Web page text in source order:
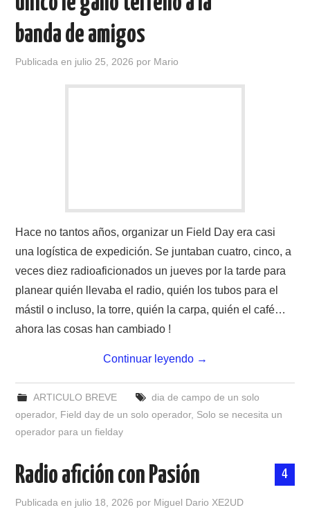
banda de amigos
Publicada en julio 25, 2026 por Mario
Hace no tantos años, organizar un Field Day era casi
una logística de expedición. Se juntaban cuatro, cinco, a
veces diez radioaficionados un jueves por la tarde para
planear quién llevaba el radio, quién los tubos para el
mástil o incluso, la torre, quién la carpa, quién el café…
ahora las cosas han cambiado !
Continuar leyendo →
ARTICULO BREVE
dia de campo de un solo
operador, Field day de un solo operador, Solo se necesita un
operador para un fielday
4
Radio afición con Pasión
Publicada en julio 18, 2026 por Miguel Dario XE2UD